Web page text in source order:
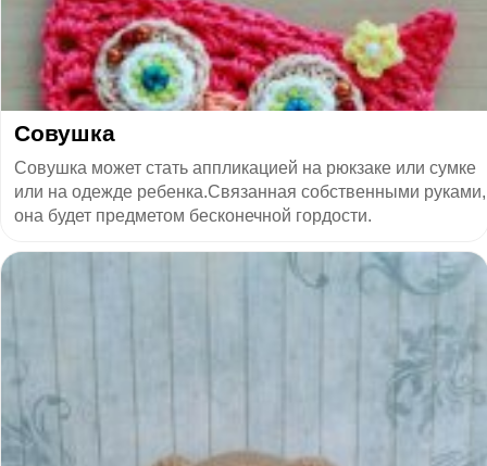
Совушка
Совушка может стать аппликацией на рюкзаке или сумке
или на одежде ребенка.Связанная собственными руками,
она будет предметом бесконечной гордости.